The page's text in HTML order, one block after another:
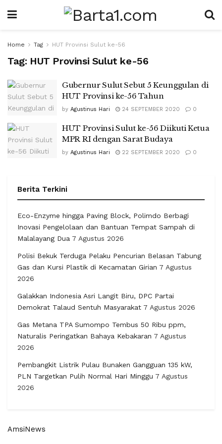
Home Tag HUT Provinsi Sulut ke-56
Tag: HUT Provinsi Sulut ke-56
Gubernur Sulut Sebut 5 Keunggulan di
HUT Provinsi ke-56 Tahun
by Agustinus Hari 24 SEPTEMBER 2020 0
HUT Provinsi Sulut ke-56 Diikuti Ketua
MPR RI dengan Sarat Budaya
by Agustinus Hari 22 SEPTEMBER 2020 0
Berita Terkini
Eco-Enzyme hingga Paving Block, Polimdo Berbagi
Inovasi Pengelolaan dan Bantuan Tempat Sampah di
Malalayang Dua 7 Agustus 2026
Polisi Bekuk Terduga Pelaku Pencurian Belasan Tabung
Gas dan Kursi Plastik di Kecamatan Girian 7 Agustus
2026
Galakkan Indonesia Asri Langit Biru, DPC Partai
Demokrat Talaud Sentuh Masyarakat 7 Agustus 2026
Gas Metana TPA Sumompo Tembus 50 Ribu ppm,
Naturalis Peringatkan Bahaya Kebakaran 7 Agustus
2026
Pembangkit Listrik Pulau Bunaken Gangguan 135 kW,
PLN Targetkan Pulih Normal Hari Minggu 7 Agustus
2026
AmsiNews